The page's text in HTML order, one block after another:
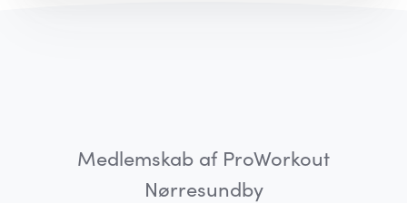
Medlemskab af ProWorkout
Nørresundby